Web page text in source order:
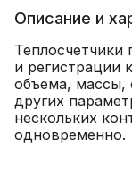
Описание и
Теплосчетчики
и регистрации
объема, массы,
других
нескольких
одновременно.